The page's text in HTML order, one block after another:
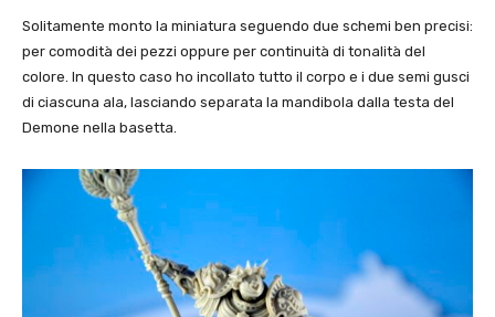
Solitamente monto la miniatura seguendo due schemi ben precisi:
per comodità dei pezzi oppure per continuità di tonalità del
colore. In questo caso ho incollato tutto il corpo e i due semi gusci
di ciascuna ala, lasciando separata la mandibola dalla testa del
Demone nella basetta.